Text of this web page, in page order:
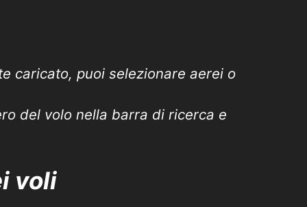
caricato, puoi selezionare aerei o
del volo nella barra di ricerca e
voli